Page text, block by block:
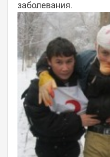
заболевания.